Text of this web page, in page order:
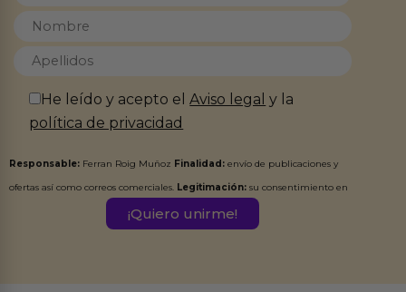
He leído y acepto elAviso legal y la
política de privacidad
Responsable: Ferran Roig Muñoz Finalidad: envío de publicaciones y
ofertas así como correos comerciales. Legitimación: su consentimiento en
Destinatarios:Ferran Roig Muñoz. Podrás ejercer tus